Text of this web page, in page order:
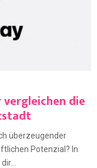
vergleichen die
überzeugender
Potenzial? In